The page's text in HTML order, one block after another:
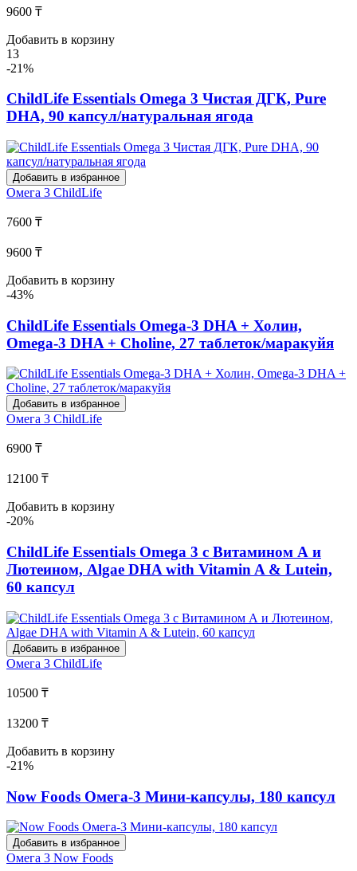
9600 ₸
Добавить в корзину
13
-21%
ChildLife Essentials Omega 3 Чистая ДГК, Pure
DHA, 90 капсул/натуральная ягода
Добавить в избранное
Омега 3 ChildLife
7600 ₸
9600 ₸
Добавить в корзину
-43%
ChildLife Essentials Omega-3 DHA + Холин,
Omega-3 DHA + Choline, 27 таблеток/маракуйя
Добавить в избранное
Омега 3 ChildLife
6900 ₸
12100 ₸
Добавить в корзину
-20%
ChildLife Essentials Omega 3 с Витамином А и
Лютеином, Algae DHA with Vitamin A & Lutein,
60 капсул
Добавить в избранное
Омега 3 ChildLife
10500 ₸
13200 ₸
Добавить в корзину
-21%
Now Foods Омега-3 Мини-капсулы, 180 капсул
Добавить в избранное
Омега 3 Now Foods